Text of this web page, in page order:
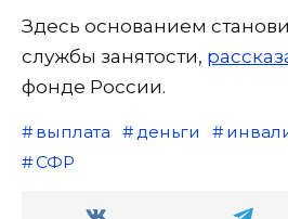
Здесь основанием
службы занятости,
фонде России.
выплата деньги
СФР